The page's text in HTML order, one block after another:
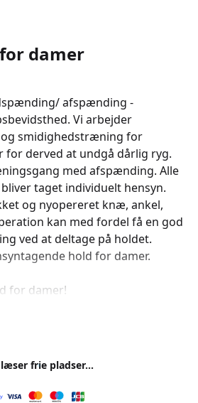
damer
afspænding -
Vi arbejder
smidighedstræning for
for derved at undgå dårlig ryg.
med afspænding. Alle
taget individuelt hensyn.
og nyopereret knæ, ankel,
kan med fordel få en god
ved at deltage på holdet.
hold for damer.
for damer!
frie pladser...